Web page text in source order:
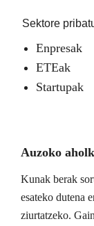
Sektore
Enpresak
ETEak
Startupak
Auzoko
Kunak berak
esateko dutena
ziurtatzeko.